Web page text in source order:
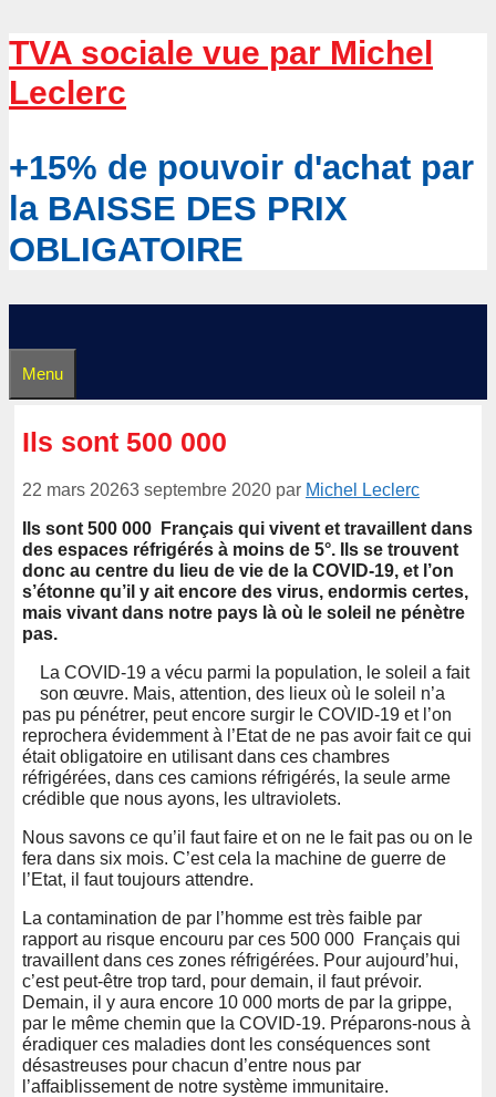
Aller
au
contenu
TVA sociale vue par Michel
Leclerc
+15% de pouvoir d'achat par
la BAISSE DES PRIX
OBLIGATOIRE
Menu
Ils sont 500 000
22 mars 20263 septembre 2020 par Michel Leclerc
Ils sont 500 000 Français qui vivent et travaillent dans
des espaces réfrigérés à moins de 5°. Ils se trouvent
donc au centre du lieu de vie de la COVID-19, et l’on
s’étonne qu’il y ait encore des virus, endormis certes,
mais vivant dans notre pays là où le soleil ne pénètre
pas.
La COVID-19 a vécu parmi la population, le soleil a fait
son œuvre. Mais, attention, des lieux où le soleil n’a
pas pu pénétrer, peut encore surgir le COVID-19 et l’on
reprochera évidemment à l’Etat de ne pas avoir fait ce qui
était obligatoire en utilisant dans ces chambres
réfrigérées, dans ces camions réfrigérés, la seule arme
crédible que nous ayons, les ultraviolets.
Nous savons ce qu’il faut faire et on ne le fait pas ou on le
fera dans six mois. C’est cela la machine de guerre de
l’Etat, il faut toujours attendre.
La contamination de par l’homme est très faible par
rapport au risque encouru par ces 500 000 Français qui
travaillent dans ces zones réfrigérées. Pour aujourd’hui,
c’est peut-être trop tard, pour demain, il faut prévoir.
Demain, il y aura encore 10 000 morts de par la grippe,
par le même chemin que la COVID-19. Préparons-nous à
éradiquer ces maladies dont les conséquences sont
désastreuses pour chacun d’entre nous par
l’affaiblissement de notre système immunitaire.